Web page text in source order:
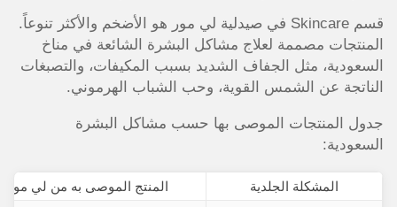
قسم Skincare في صيدلية لي مور هو الأضخم والأكثر تنوعاً.
المنتجات مصممة لعلاج مشاكل البشرة الشائعة في مناخ
السعودية، مثل الجفاف الشديد بسبب المكيفات، والتصبغات
الناتجة عن الشمس القوية، وحب الشباب الهرموني.
جدول المنتجات الموصى بها حسب مشاكل البشرة
السعودية:
المشكلة الجلدية
المنتج الموصى به من لي مور